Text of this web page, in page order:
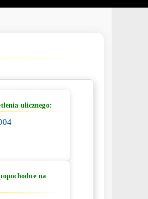
ulicznego:
na